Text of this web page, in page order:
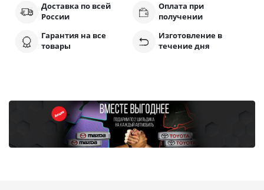
Доставка по всей
России
Оплата при
получении
Гарантия на все
товары
Изготовление в
течение дня